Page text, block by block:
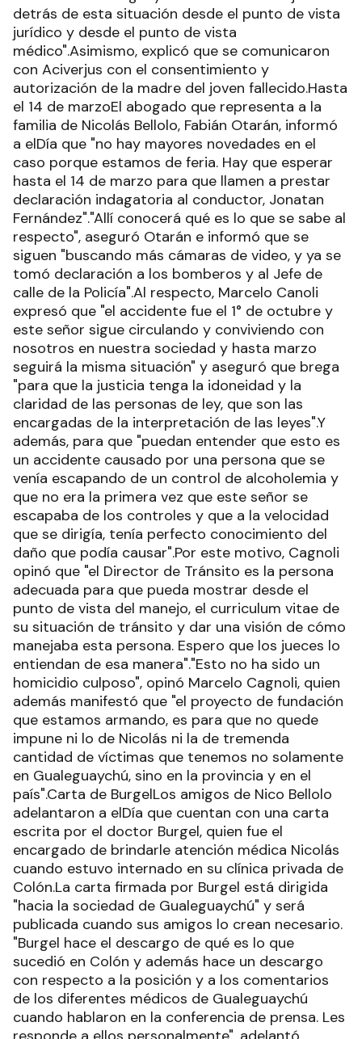
detrás de esta situación desde el punto de vista
jurídico y desde el punto de vista
médico".Asimismo, explicó que se comunicaron
con Aciverjus con el consentimiento y
autorización de la madre del joven fallecido.Hasta
el 14 de marzoEl abogado que representa a la
familia de Nicolás Bellolo, Fabián Otarán, informó
a elDía que "no hay mayores novedades en el
caso porque estamos de feria. Hay que esperar
hasta el 14 de marzo para que llamen a prestar
declaración indagatoria al conductor, Jonatan
Fernández"."Allí conocerá qué es lo que se sabe al
respecto", aseguró Otarán e informó que se
siguen "buscando más cámaras de video, y ya se
tomó declaración a los bomberos y al Jefe de
calle de la Policía".Al respecto, Marcelo Canoli
expresó que "el accidente fue el 1° de octubre y
este señor sigue circulando y conviviendo con
nosotros en nuestra sociedad y hasta marzo
seguirá la misma situación" y aseguró que brega
"para que la justicia tenga la idoneidad y la
claridad de las personas de ley, que son las
encargadas de la interpretación de las leyes".Y
además, para que "puedan entender que esto es
un accidente causado por una persona que se
venía escapando de un control de alcoholemia y
que no era la primera vez que este señor se
escapaba de los controles y que a la velocidad
que se dirigía, tenía perfecto conocimiento del
daño que podía causar".Por este motivo, Cagnoli
opinó que "el Director de Tránsito es la persona
adecuada para que pueda mostrar desde el
punto de vista del manejo, el curriculum vitae de
su situación de tránsito y dar una visión de cómo
manejaba esta persona. Espero que los jueces lo
entiendan de esa manera"."Esto no ha sido un
homicidio culposo", opinó Marcelo Cagnoli, quien
además manifestó que "el proyecto de fundación
que estamos armando, es para que no quede
impune ni lo de Nicolás ni la de tremenda
cantidad de víctimas que tenemos no solamente
en Gualeguaychú, sino en la provincia y en el
país".Carta de BurgelLos amigos de Nico Bellolo
adelantaron a elDía que cuentan con una carta
escrita por el doctor Burgel, quien fue el
encargado de brindarle atención médica Nicolás
cuando estuvo internado en su clínica privada de
Colón.La carta firmada por Burgel está dirigida
"hacia la sociedad de Gualeguaychú" y será
publicada cuando sus amigos lo crean necesario.
"Burgel hace el descargo de qué es lo que
sucedió en Colón y además hace un descargo
con respecto a la posición y a los comentarios
de los diferentes médicos de Gualeguaychú
cuando hablaron en la conferencia de prensa. Les